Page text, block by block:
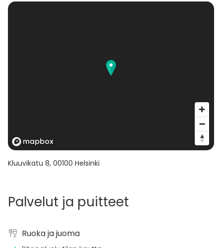
Kluuvikatu 8, 00100 Helsinki
Palvelut ja puitteet
Ruoka ja juoma